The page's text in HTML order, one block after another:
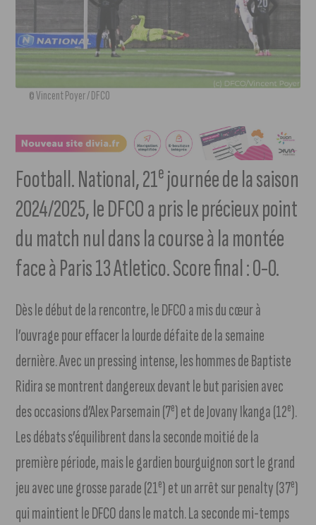
© Vincent Poyer / DFCO
Football. National, 21ejournée de la saison
2024/2025, le DFCO a pris le précieux point
du match nul dans la course à la montée
face à Paris 13 Atletico. Score final : 0-0.
Dès le début de la rencontre, le DFCO a mis du cœur à
l’ouvrage pour effacer la lourde défaite de la semaine
dernière. Avec un pressing intense, les hommes de Baptiste
Ridira se montrent dangereux devant le but parisien avec
des occasions d’Alex Parsemain (7e) et de Jovany Ikanga (12e).
Les débats s’équilibrent dans la seconde moitié de la
première période, mais le gardien bourguignon sort le grand
jeu avec une grosse parade (21e) et un arrêt sur penalty (37e)
qui maintient le DFCO dans le match. La seconde mi-temps